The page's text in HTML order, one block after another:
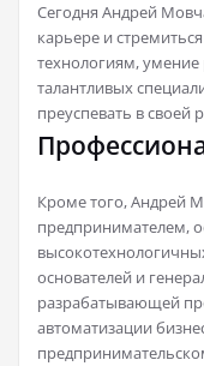
Сегодня Андрей
карьере и
технологиям,
талантливых
преуспевать в своей
Кроме того, Андрей
предпринимателем,
основателей и
разрабатывающей
автоматизации